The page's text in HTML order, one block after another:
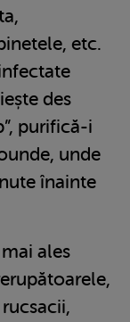
etc.
des
purifică-i
unde
înainte
ales